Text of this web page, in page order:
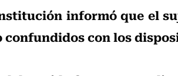
informó que el
confundidos con los